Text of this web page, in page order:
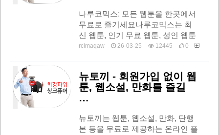
나루코믹스: 모든 웹툰을 한곳에서
무료로 즐기세요나루코믹스는 최
신 웹툰, 인기 무료 웹툰, 성인 웹툰
을 포함한 다양한 장르의 웹툰을 무
곳…
rclmaqaw 26-03-25 12445 0
뉴토끼 - 회원가입 없이 웹
툰, 웹소설, 만화를 즐길
…
뉴토끼는 웹툰, 웹소설, 만화, 단행
본 등을 무료로 제공하는 온라인 플